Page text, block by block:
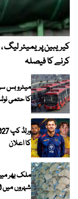
کرنے کا فیصلہ
کا حتمی
کا اعلان
ملک بھر
شہروں میں 20 کلو تھیلا 100 روپے تک مہنگا